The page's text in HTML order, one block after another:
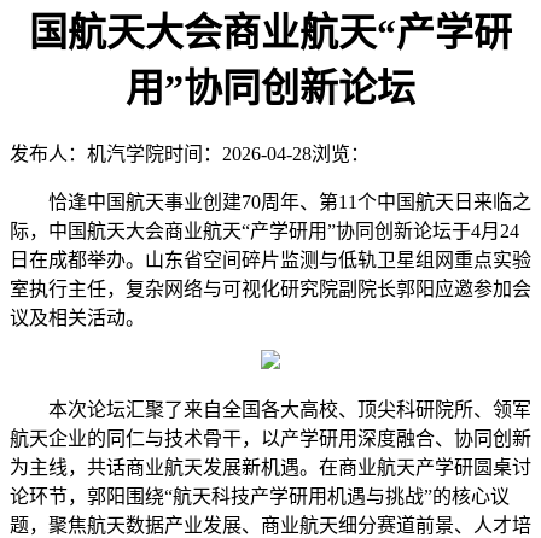
国航天大会商业航天“产学研
用”协同创新论坛
发布人：机汽学院时间：2026-04-28浏览：
恰逢中国航天事业创建70周年、第11个中国航天日来临之
际， 中国航天大会商业航天“产学研用”协同创新论坛于4月24
日 在成都举办。山东省空间碎片监测与低轨卫星组网重点实验
室执行主任，复杂网络与可视化研究院副院长郭阳应邀参加会
议及相关活动。
本次论坛汇聚了来自全国各大高校、顶尖科研院所、领军
航天企业的同仁与技术骨干，以产学研用深度融合、协同创新
为主线，共话商业航天发展新机遇。在商业航天产学研圆桌讨
论环节，郭阳围绕“航天科技产学研用机遇与挑战”的核心议
题， 聚焦航天数据产业发展、商业航天细分赛道前景、人才培